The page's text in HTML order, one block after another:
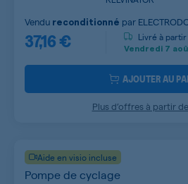
37,16 €
Vendu reconditionné par
Livré à partir
Vendredi 7
AJOUTER AU
Plus d’offres à partir de
Aide en visio incluse
Pompe de cyclage